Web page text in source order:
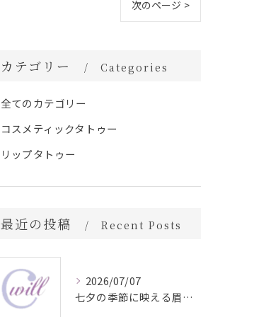
次のページ >
カテゴリー Categories
全てのカテゴリー
コスメティックタトゥー
リップタトゥー
最近の投稿 Recent Posts
2026/07/07
七夕の季節に映える眉毛タトゥー技術